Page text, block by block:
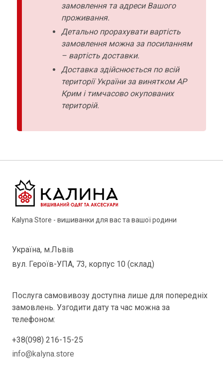
замовлення та адреси Вашого
проживання.
Детально прорахувати вартість
замовлення можна за посиланням
– вартість доставки.
Доставка здійснюється по всій
території України за винятком АР
Крим і тимчасово окупованих
територій.
Kalyna Store - вишиванки для вас та вашої родини
Україна, м.Львів
вул. Героїв-УПА, 73, корпус 10 (склад)
Послуга самовивозу доступна лише для попередніх
замовлень. Узгодити дату та час можна за
телефоном:
+38(098) 216-15-25
info@kalyna.store